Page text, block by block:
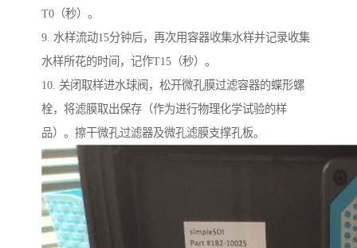
T0（秒）。
9. 水样流动15分钟后，再次用容器收集水样并记录收集
水样所花的时间，记作T15（秒）。
10. 关闭取样进水球阀，松开微孔膜过滤容器的蝶形螺
栓，将滤膜取出保存（作为进行物理化学试验的样
品）。擦干微孔过滤器及微孔滤膜支撑孔板。